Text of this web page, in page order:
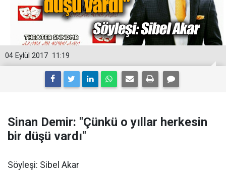
11:19
04 Eylül 2017
Sinan Demir: "Çünkü o yıllar herkesin
bir düşü vardı"
Söyleşi: Sibel Akar